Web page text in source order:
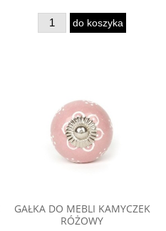
do koszyka
GAŁKA DO MEBLI KAMYCZEK
RÓŻOWY